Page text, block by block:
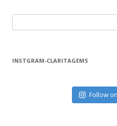
索
INSTGRAM-CLARITAGEMS
Follow